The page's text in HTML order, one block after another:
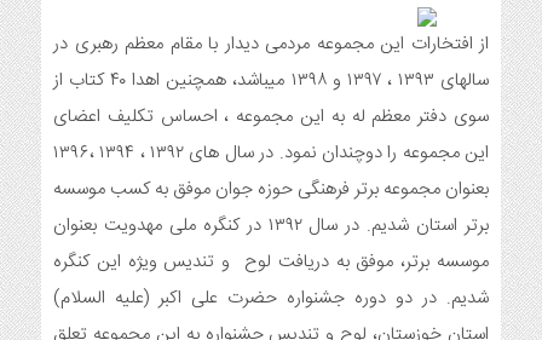
مراسم جشن ولادت امام زمان (عج) و جشن فجر انقلاب اسلامی و
هفته ی جوان در اندیمشک برگزار شد.
6 ماه قبل
تشریح برنامه های دهه مهدویت شبکه فرهنگی مردمی نغمه های
عشق اندیمشک
7 ماه قبل
توزیع بسته جشن تکلیف به دختران سادات ایتام اندیمشک در شب
ولادت امام علی(ع)
ایجاد ۱۱۰ شعبه نغمه های عشق در ۱۱۰ منطقه شهر و روستای
اندیمشک
7 ماه قبل
از افتخارات این مجموعه مردمی دیدار با مقام معظم رهبری در
سالهای ۱۳۹۳ ، ۱۳۹۷ و ۱۳۹۸ میباشد، همچنین اهدا ۴۰ کتاب از
سوی دفتر معظم له به این مجموعه ، احساس تکلیف اعضای
این مجموعه را دوچندان نمود. در سال های ۱۳۹۲ ، ۱۳۹۴ ،۱۳۹۶
بعنوان مجموعه برتر فرهنگی حوزه جوان موفق به کسب موسسه
برتر استان شدیم. در سال ۱۳۹۲ در کنگره ملی مهدویت بعنوان
موسسه برتر، موفق به دریافت لوح و تندیس ویژه این کنگره
شدیم. در دو دوره جشنواره حضرت علی اکبر (علیه السلام)